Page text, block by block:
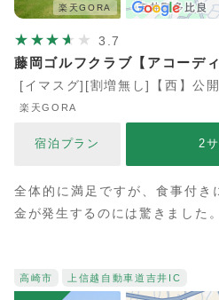
楽天GORA
3.7
藤岡ゴルフクラブ【アコーデ
[イマスグ][割増無し]【西】公
楽天GORA
宿泊プラン 2
全体的に満足ですが、食事付き
金が発生するのには驚きました。
高崎市 上信越自動車道 吉井IC